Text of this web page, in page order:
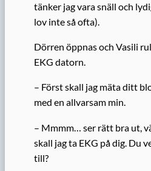
tänker jag vara snäll och
lov inte så ofta).
Dörren öppnas och Vasili
EKG datorn.
– Först skall jag mäta ditt
med en allvarsam min.
– Mmmm… ser rätt bra ut,
skall jag ta EKG på dig. Du
till?